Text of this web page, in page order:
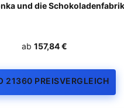
und die Schokoladenfabrik
ab 157,84 €
21360 PREISVERGLEICH